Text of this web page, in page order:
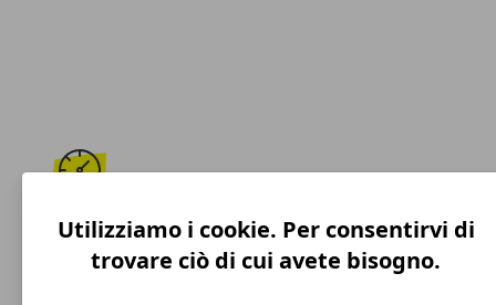
202 km/h
Velocità massima
Utilizziamo i cookie. Per consentirvi di
trovare ciò di cui avete bisogno.